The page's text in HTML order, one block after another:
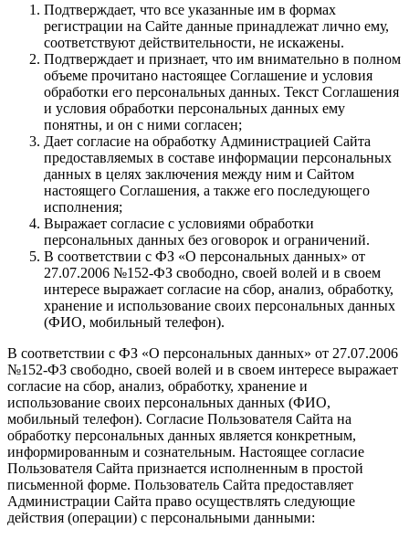
Подтверждает, что все указанные им в формах
регистрации на Сайте данные принадлежат лично ему,
соответствуют действительности, не искажены.
Подтверждает и признает, что им внимательно в полном
объеме прочитано настоящее Соглашение и условия
обработки его персональных данных. Текст Соглашения
и условия обработки персональных данных ему
понятны, и он с ними согласен;
Дает согласие на обработку Администрацией Сайта
предоставляемых в составе информации персональных
данных в целях заключения между ним и Сайтом
настоящего Соглашения, а также его последующего
исполнения;
Выражает согласие с условиями обработки
персональных данных без оговорок и ограничений.
В соответствии с ФЗ «О персональных данных» от
27.07.2006 №152-ФЗ свободно, своей волей и в своем
интересе выражает согласие на сбор, анализ, обработку,
хранение и использование своих персональных данных
(ФИО, мобильный телефон).
В соответствии с ФЗ «О персональных данных» от 27.07.2006
№152-ФЗ свободно, своей волей и в своем интересе выражает
согласие на сбор, анализ, обработку, хранение и
использование своих персональных данных (ФИО,
мобильный телефон). Согласие Пользователя Сайта на
обработку персональных данных является конкретным,
информированным и сознательным. Настоящее согласие
Пользователя Сайта признается исполненным в простой
письменной форме. Пользователь Сайта предоставляет
Администрации Сайта право осуществлять следующие
действия (операции) с персональными данными: